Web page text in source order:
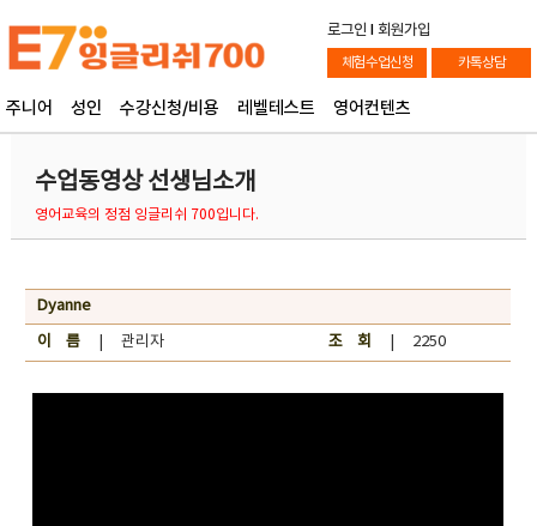
로그인 l 회원가입
체험수업신청 카톡상담
주니어 성인 수강신청/비용 레벨테스트 영어컨텐츠
수업동영상 선생님소개
영어교육의 정점 잉글리쉬 700입니다.
Dyanne
이 름| 관리자 조 회 | 2250